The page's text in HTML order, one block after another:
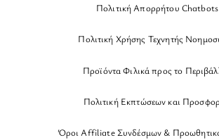
Πολιτική Απορρήτου Chatbots
Πολιτική Χρήσης Τεχνητής
Προϊόντα Φιλικά προς το
Πολιτική Εκπτώσεων και
Όροι Affiliate Συνδέσμων &